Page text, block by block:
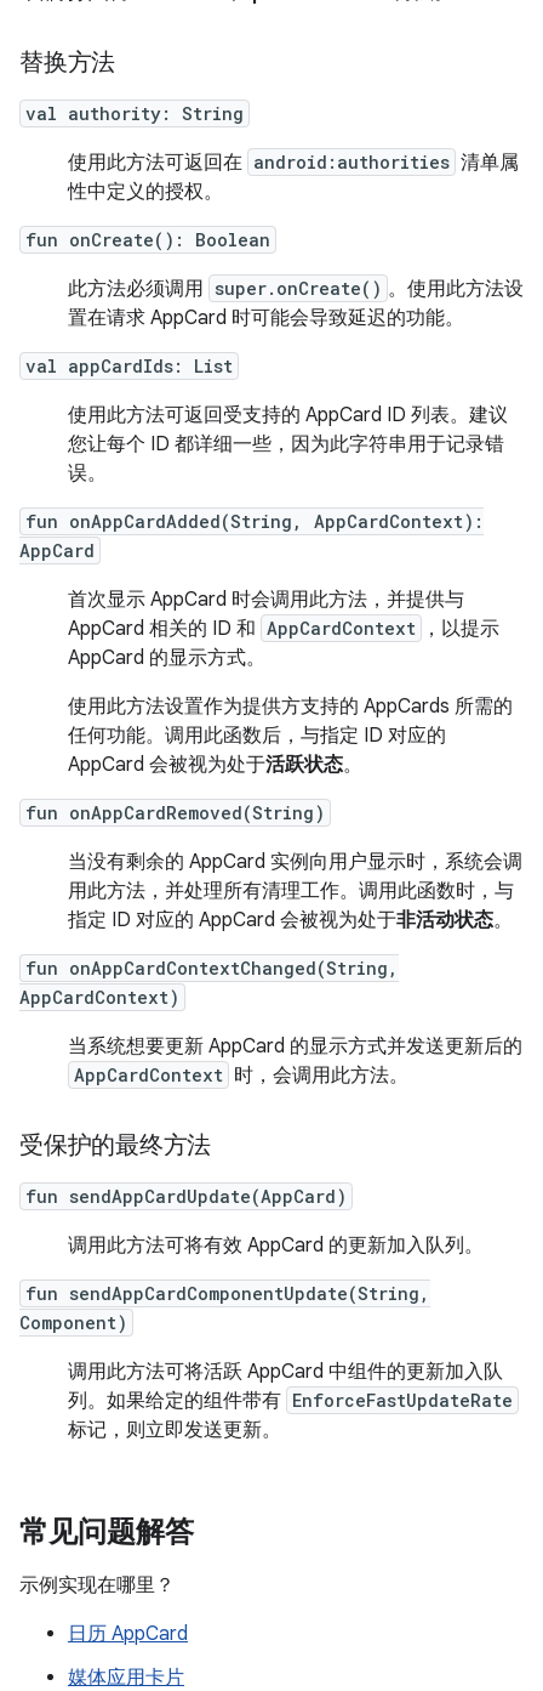
替换方法
val authority: String
使用此方法可返回在 android:authorities 清单属
性中定义的授权。
fun onCreate(): Boolean
此方法必须调用 super.onCreate() 。使用此方法设
置在请求 AppCard 时可能会导致延迟的功能。
val appCardIds: List
使用此方法可返回受支持的 AppCard ID 列表。建议
您让每个 ID 都详细一些，因为此字符串用于记录错
误。
fun onAppCardAdded(String, AppCardContext):
AppCard
首次显示 AppCard 时会调用此方法，并提供与
AppCard 相关的 ID 和 AppCardContext
，以提示
AppCard 的显示方式。
使用此方法设置作为提供方支持的 AppCards 所需的
任何功能。调用此函数后，与指定 ID 对应的
AppCard 会被视为处于活跃状态。
fun onAppCardRemoved(String)
当没有剩余的 AppCard 实例向用户显示时，系统会调
用此方法，并处理所有清理工作。调用此函数时，与
指定 ID 对应的 AppCard 会被视为处于非活动状态。
fun onAppCardContextChanged(String,
AppCardContext)
当系统想要更新 AppCard 的显示方式并发送更新后的
AppCardContext 时，会调用此方法。
受保护的最终方法
fun sendAppCardUpdate(AppCard)
调用此方法可将有效 AppCard 的更新加入队列。
fun sendAppCardComponentUpdate(String,
Component)
调用此方法可将活跃 AppCard 中组件的更新加入队
列。如果给定的组件带有 EnforceFastUpdateRate
标记，则立即发送更新。
常见问题解答
示例实现在哪里？
日历 AppCard
媒体应用卡片